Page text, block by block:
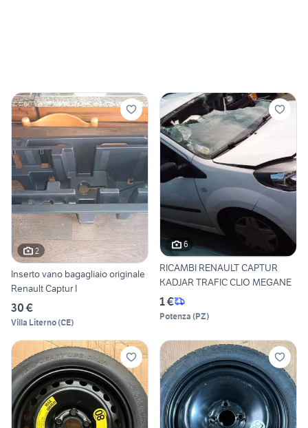
2
Inserto vano bagagliaio originale
Renault Captur I
30 €
Villa Literno(CE)
6
RICAMBI RENAULT CAPTUR
KADJAR TRAFIC CLIO MEGANE
1 €
Potenza (PZ)